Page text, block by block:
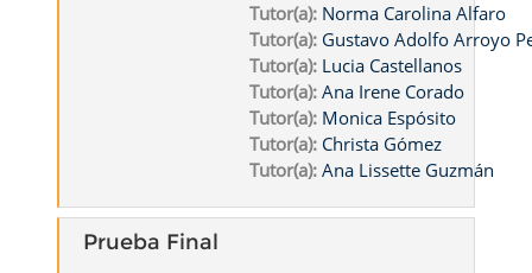
Tutor(a): Norma Carolina Alfaro
Tutor(a): Gustavo Adolfo Arroyo
Tutor(a): Lucia Castellanos
Tutor(a): Ana Irene Corado
Tutor(a): Monica Espósito
Tutor(a): Christa Gómez
Tutor(a): Ana Lissette Guzmán
Prueba Final